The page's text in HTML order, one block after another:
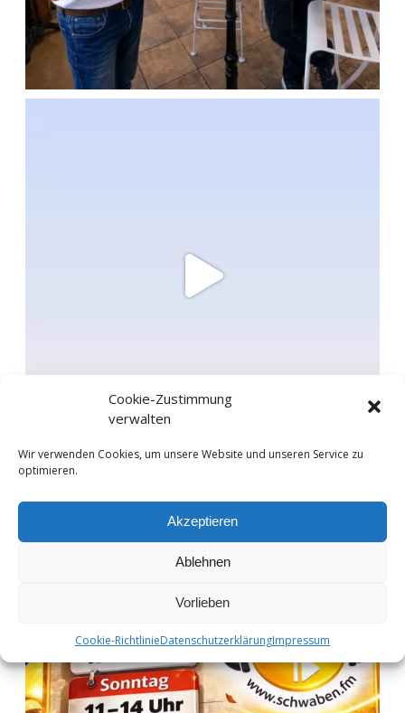
Cookie-Zustimmung
verwalten
Wir verwenden Cookies, um unsere Website und unseren Service zu
optimieren.
Akzeptieren
Ablehnen
Vorlieben
Cookie-RichtlinieDatenschutzerklärungImpressum